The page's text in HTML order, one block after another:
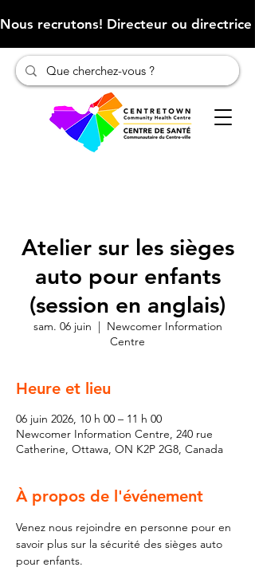
Nous recrutons! Directeur ou
Atelier sur les sièges
auto pour enfants
(session en anglais)
sam. 06 juin
  |
Newcomer Information
Centre
Heure et lieu
06 juin 2026, 10 h 00 – 11 h 00
Newcomer Information Centre, 240 rue
Catherine, Ottawa, ON K2P 2G8, Canada
À propos de l'événement
Venez nous rejoindre en personne pour en
savoir plus sur la sécurité des sièges auto
pour enfants.